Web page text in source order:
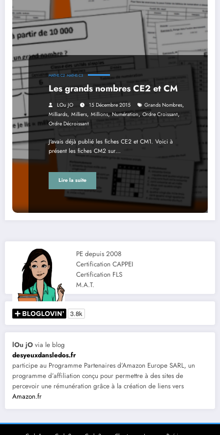
MATHS C2 MATHS C3
Les grands nombres CE2 et CM
LOu JO 15 Décembre 2015 Grands Nombres,
Milliards, Milliers, Millions,Numération, Ordre Croissant,
Ordre Décroissant
J'avais déjà publié les fiches CE2 et CM1. Voici à
présent les fiches CM2 sur…
Lire la suite
PE depuis 2008
Certification CAPPEI
Certification FLS
M.A.T.
lOu jO via le blog
desyeuxdansledos.fr
participe au Programme Partenaires d’Amazon Europe SARL, un
programme d’affiliation conçu pour permettre à des sites de
percevoir une rémunération grâce à la création de liens vers
Amazon.fr